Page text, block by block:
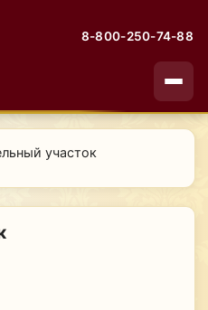
8-800-250-74-88
участок